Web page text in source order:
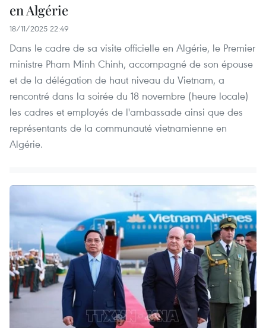
en Algérie
18/11/2025 22:49
Dans le cadre de sa visite officielle en Algérie, le Premier
ministre Pham Minh Chinh, accompagné de son épouse
et de la délégation de haut niveau du Vietnam, a
rencontré dans la soirée du 18 novembre (heure locale)
les cadres et employés de l'ambassade ainsi que des
représentants de la communauté vietnamienne en
Algérie.